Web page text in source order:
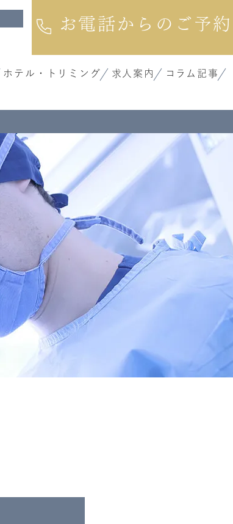
お電話からのご予約
ホテル・トリミング 求人案内 コラム記事